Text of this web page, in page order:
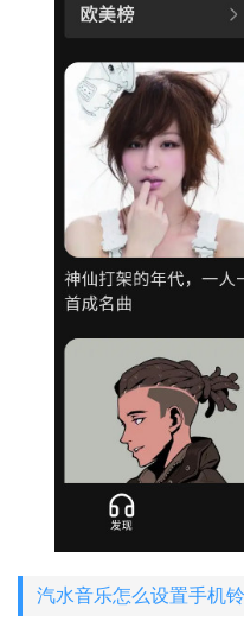
汽水音乐怎么设置手机